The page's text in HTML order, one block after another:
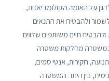
על האומה הקולומביאנית,
ולהבטיח את התנאים
ולהבטיח חיים משותפים שלווים
במשטרה מחלקות משטרה
חקירות, אנטי סמים,
בין היתר. המשטרה